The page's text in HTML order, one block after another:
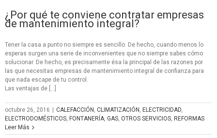
¿Por qué te conviene contratar empresas
de mantenimiento integral?
Tener la casa a punto no siempre es sencillo. De hecho, cuando menos lo
esperas surgen una serie de inconvenientes que no siempre sabes cómo
solucionar. De hecho, es precisamente ésa la principal de las razones por
las que necesitas empresas de mantenimiento integral de confianza para
que nada escape de tu control.
Las ventajas de […]
octubre 26, 2016 | CALEFACCIÓN CLIMATIZACIÓN ELECTRICIDAD
ELECTRODOMÉSTICOS FONTANERÍA GAS OTROS SERVICIOS REFORMAS
Leer Más